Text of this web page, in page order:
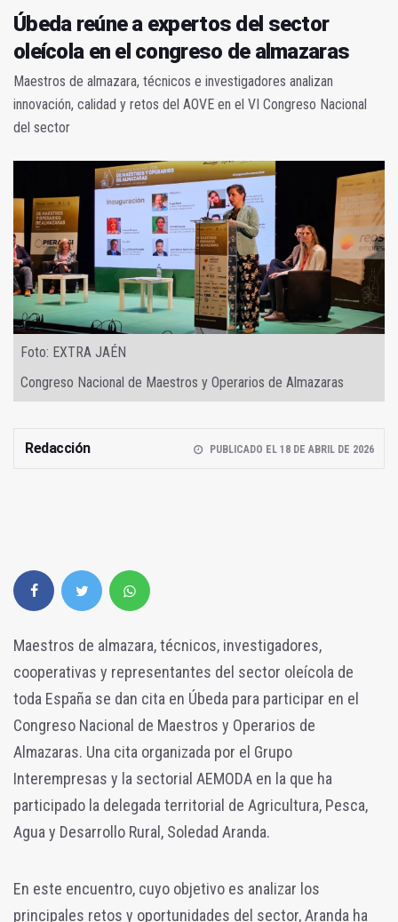
Úbeda reúne a expertos del sector
oleícola en el congreso de almazaras
Maestros de almazara, técnicos e investigadores analizan
innovación, calidad y retos del AOVE en el VI Congreso Nacional
del sector
Foto: EXTRA JAÉN
Congreso Nacional de Maestros y Operarios de Almazaras
Redacción PUBLICADO EL 18 DE ABRIL DE 2026
Maestros de almazara, técnicos, investigadores,
cooperativas y representantes del sector oleícola de
toda España se dan cita en Úbeda para participar en el
Congreso Nacional de Maestros y Operarios de
Almazaras. Una cita organizada por el Grupo
Interempresas y la sectorial AEMODA en la que ha
participado la delegada territorial de Agricultura, Pesca,
Agua y Desarrollo Rural, Soledad Aranda.
En este encuentro, cuyo objetivo es analizar los
principales retos y oportunidades del sector, Aranda ha